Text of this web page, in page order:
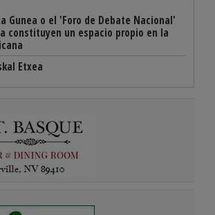
Gunea o el 'Foro de Debate Nacional'
constituyen un espacio propio en la
Etxea